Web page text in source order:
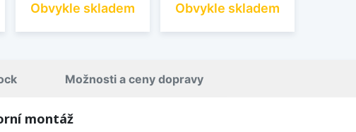
Obvykle skladem Obvykle skladem
Možnosti a ceny dopravy
montáž